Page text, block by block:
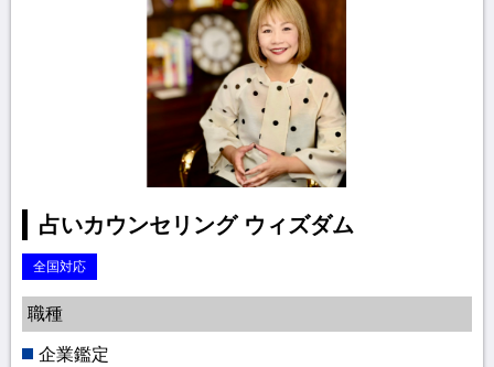
占いカウンセリング ウィズダム
全国対応
職種
企業鑑定